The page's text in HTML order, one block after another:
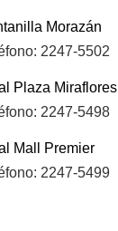
Morazán
2247-5502
Plaza Miraflores
2247-5498
Mall Premier
2247-5499